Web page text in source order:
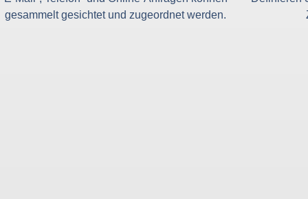
gesammelt gesichtet und zugeordnet werden.